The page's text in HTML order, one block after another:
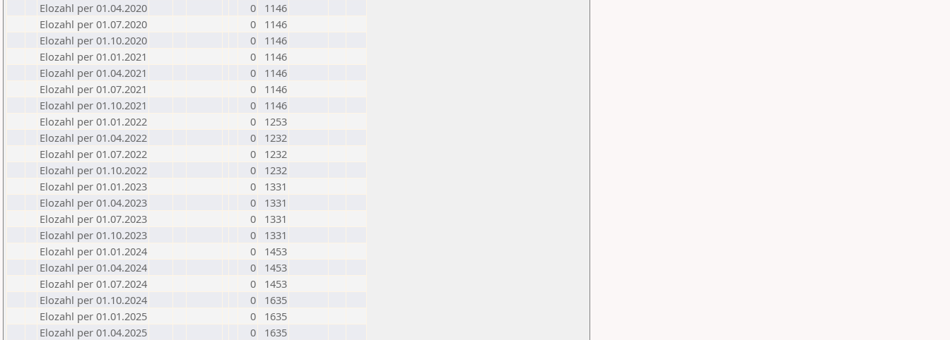
Elozahl per 01.04.2020
0
1146
Elozahl per 01.07.2020
0
1146
Elozahl per 01.10.2020
0
1146
Elozahl per 01.01.2021
0
1146
Elozahl per 01.04.2021
0
1146
Elozahl per 01.07.2021
0
1146
Elozahl per 01.10.2021
0
1146
Elozahl per 01.01.2022
0
1253
Elozahl per 01.04.2022
0
1232
Elozahl per 01.07.2022
0
1232
Elozahl per 01.10.2022
0
1232
Elozahl per 01.01.2023
0
1331
Elozahl per 01.04.2023
0
1331
Elozahl per 01.07.2023
0
1331
Elozahl per 01.10.2023
0
1331
Elozahl per 01.01.2024
0
1453
Elozahl per 01.04.2024
0
1453
Elozahl per 01.07.2024
0
1453
Elozahl per 01.10.2024
0
1635
Elozahl per 01.01.2025
0
1635
Elozahl per 01.04.2025
0
1635